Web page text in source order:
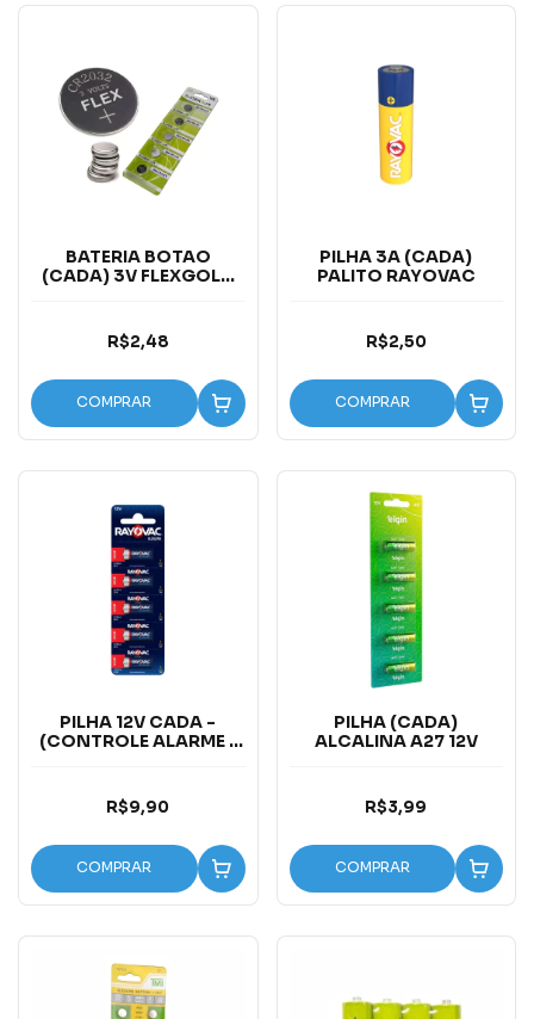
BATERIA BOTAO
(CADA) 3V FLEXGOLD
R$2,48
COMPRAR
PILHA 3A (CADA)
PALITO RAYOVAC
R$2,50
COMPRAR
PILHA 12V CADA -
(CONTROLE ALARME )
R$9,90
COMPRAR
PILHA (CADA)
ALCALINA A27 12V
R$3,99
COMPRAR